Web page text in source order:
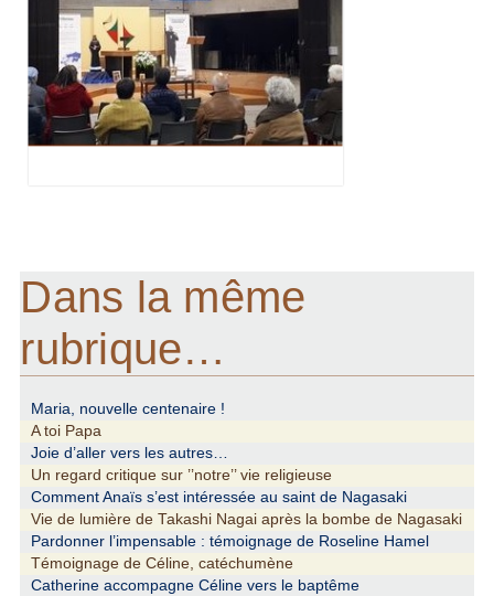
Dans la même
rubrique…
Maria, nouvelle centenaire !
A toi Papa
Joie d’aller vers les autres…
Un regard critique sur ’’notre’’ vie religieuse
Comment Anaïs s’est intéressée au saint de Nagasaki
Vie de lumière de Takashi Nagai après la bombe de Nagasaki
Pardonner l’impensable : témoignage de Roseline Hamel
Témoignage de Céline, catéchumène
Catherine accompagne Céline vers le baptême